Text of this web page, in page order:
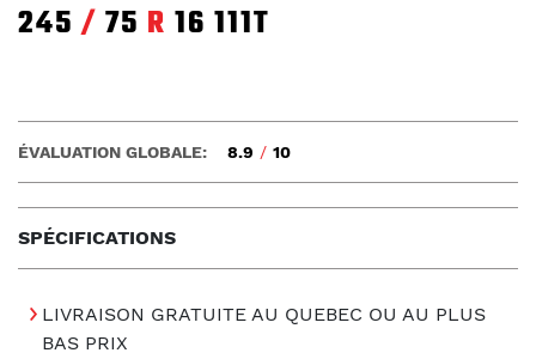
245 / 75 R 16 111T
SPÉCIFICATIONS
ÉVALUATION GLOBALE: 8.9 / 10
LIVRAISON GRATUITE AU QUEBEC OU AU PLUS
BAS PRIX